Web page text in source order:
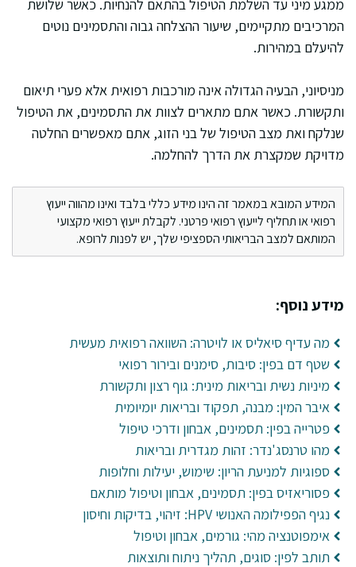
ממגע מיני עד השלמת הטיפול בהתאם להנחיות. כאשר שלושת
המרכיבים מתקיימים, שיעור ההצלחה גבוה והתסמינים נוטים
להיעלם במהירות.
מניסיוני, הבעיה הגדולה אינה מורכבות רפואית אלא פערי תיאום
ותקשורת. כאשר אתם מתארים לצוות את התסמינים, את הטיפול
שנלקח ואת מצב הטיפול של בני הזוג, אתם מאפשרים החלטה
מדויקת שמקצרת את הדרך להחלמה.
המידע המובא במאמר זה הינו מידע כללי בלבד ואינו מהווה ייעוץ
רפואי או תחליף לייעוץ רפואי פרטני. לקבלת ייעוץ רפואי מקצועי
המותאם למצב הבריאותי הספציפי שלך, יש לפנות לרופא.
מידע נוסף:
מה עדיף סיאליס או לויטרה: השוואה רפואית מעשית
שטף דם בפין: סיבות, סימנים ובירור רפואי
מיניות נשית ובריאות מינית: גוף רצון ותקשורת
איבר המין: מבנה, תפקוד ובריאות יומיומית
פטרייה בפין: תסמינים, אבחון ודרכי טיפול
מהו טרנסג'נדר: זהות מגדרית ובריאות
ספוגיות למניעת הריון: שימוש, יעילות וחלופות
פסוריאזיס בפין: תסמינים, אבחון וטיפול מותאם
נגיף הפפילומה האנושי HPV: זיהוי, בדיקות וחיסון
אימפוטנציה מהי: גורמים, אבחון וטיפול
תותב לפין: סוגים, תהליך ניתוח ותוצאות